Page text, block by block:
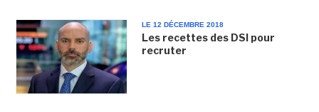
LE 12 DÉCEMBRE 2018
Les recettes des DSI pour
recruter